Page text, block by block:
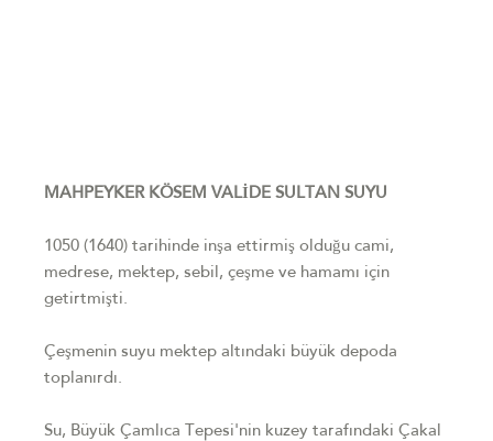
MAHPEYKER KÖSEM VALİDE SULTAN SUYU
1050 (1640) tarihinde inşa ettirmiş olduğu cami,
medrese, mektep, sebil, çeşme ve hamamı için
getirtmişti.
Çeşmenin suyu mektep altındaki büyük depoda
toplanırdı.
Su, Büyük Çamlıca Tepesi'nin kuzey tarafındaki Çakal